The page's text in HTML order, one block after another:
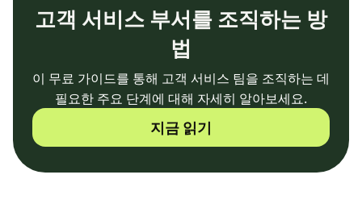
고객 서비스 부서를 조직하는 방
법
이 무료 가이드를 통해 고객 서비스 팀을 조직하는 데
필요한 주요 단계에 대해 자세히 알아보세요.
지금 읽기